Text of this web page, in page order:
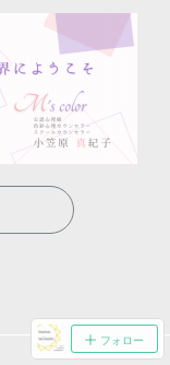
フォロー